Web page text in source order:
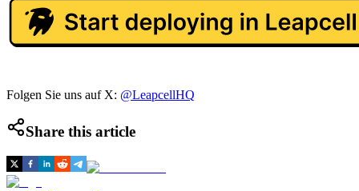
Folgen Sie uns auf X: @LeapcellHQ
Share this article